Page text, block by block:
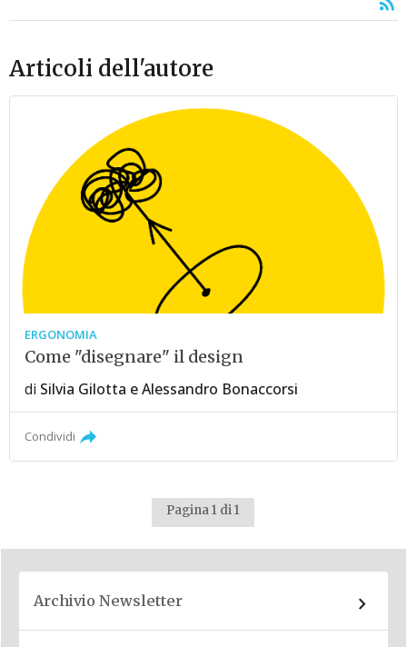
Articoli dell'autore
ERGONOMIA
Come "disegnare" il design
di Silvia Gilotta eAlessandro Bonaccorsi
Condividi
Pagina 1 di 1
Archivio Newsletter